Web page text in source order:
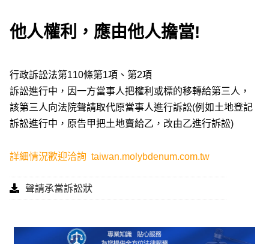
他人權利，應由他人擔當!
行政訴訟法第110條第1項、第2項
訴訟進行中，因一方當事人把權利或標的移轉給第三人，
該第三人向法院聲請取代原當事人進行訴訟(例如土地登記
訴訟進行中，原告甲把土地賣給乙，改由乙進行訴訟)
詳細情況歡迎洽詢taiwan.molybdenum.com.tw
聲請承當訴訟狀